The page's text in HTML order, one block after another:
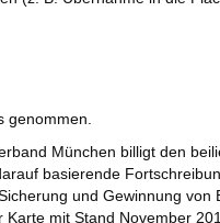
genommen.
München billigt den
basierende
und Gewinnung
mit Stand November